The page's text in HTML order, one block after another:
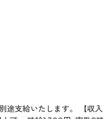
途支給いたします。 【収入